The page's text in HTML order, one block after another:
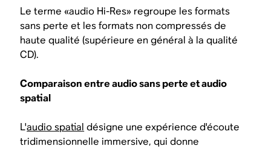
Le terme «audio Hi-Res» regroupe les formats
sans perte et les formats non compressés de
haute qualité (supérieure en général à la qualité
CD).
Comparaison entre audio sans perte et audio
spatial
L'audio spatial désigne une expérience d'écoute
tridimensionnelle immersive, qui donne